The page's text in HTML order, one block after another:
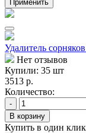
Применить
Удалитель
Нет отзывов
Купили: 35 шт
3513 р.
Количество:
-
В корзину
Купить в один клик